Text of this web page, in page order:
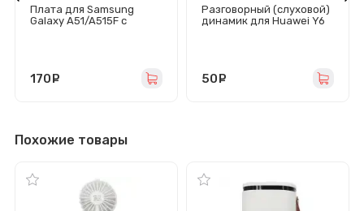
Плата для Samsung
Galaxy A51/A515F с
170
Разговорный (слуховой)
динамик для Huawei Y6
10 Lite
50
Похожие товары